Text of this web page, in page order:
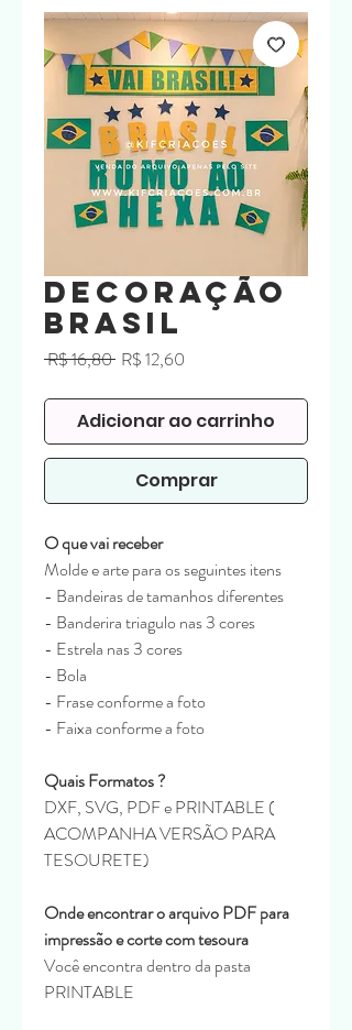
Decoração
Brasil
R$ 16,80 Preço
R$ 12,60
Adicionar ao carrinho
Comprar
O que vai receber
Molde e arte para os seguintes itens
- Bandeiras de tamanhos diferentes
- Banderira triagulo nas 3 cores
- Estrela nas 3 cores
- Bola
- Frase conforme a foto
- Faixa conforme a foto
Quais Formatos ?
DXF, SVG, PDF e PRINTABLE (
ACOMPANHA VERSÃO PARA
TESOURETE)
Onde encontrar o arquivo PDF para
impressão e corte com tesoura
Você encontra dentro da pasta
PRINTABLE